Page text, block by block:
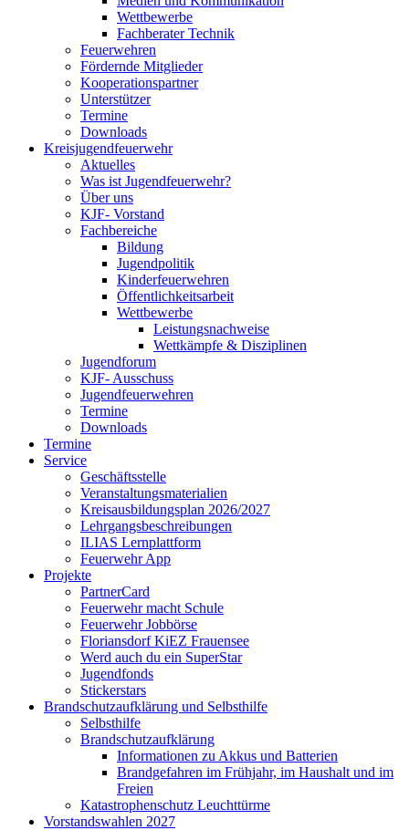
Wettbewerbe
Fachberater Technik
Feuerwehren
Fördernde Mitglieder
Kooperationspartner
Unterstützer
Termine
Downloads
Kreisjugendfeuerwehr
Aktuelles
Was ist Jugendfeuerwehr?
Über uns
KJF- Vorstand
Fachbereiche
Bildung
Jugendpolitik
Kinderfeuerwehren
Öffentlichkeitsarbeit
Wettbewerbe
Leistungsnachweise
Wettkämpfe & Disziplinen
Jugendforum
KJF- Ausschuss
Jugendfeuerwehren
Termine
Downloads
Termine
Service
Geschäftsstelle
Veranstaltungsmaterialien
Kreisausbildungsplan 2026/2027
Lehrgangsbeschreibungen
ILIAS Lernplattform
Feuerwehr App
Projekte
PartnerCard
Feuerwehr macht Schule
Feuerwehr Jobbörse
Floriansdorf KiEZ Frauensee
Werd auch du ein SuperStar
Jugendfonds
Stickerstars
Brandschutzaufklärung und Selbsthilfe
Selbsthilfe
Brandschutzaufklärung
Informationen zu Akkus und Batterien
Brandgefahren im Frühjahr, im Haushalt und im
Freien
Katastrophenschutz Leuchttürme
Vorstandswahlen 2027